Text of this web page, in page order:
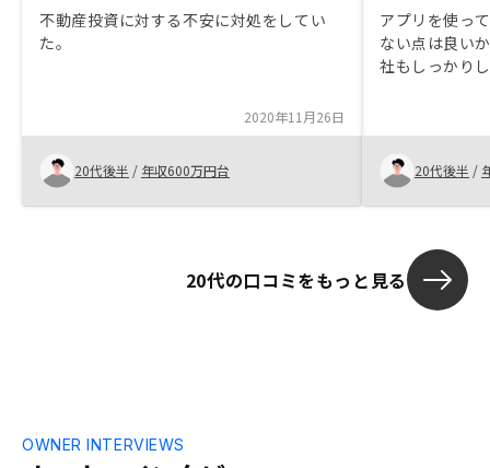
不動産投資に対する不安に対処をしてい
た。
2020年11月26日
20代後半 / 年収600万円台
アプリを使っ
ない点は良い
社もしっかり
る、期末の決
は極めて薄い
した点は、あ
と。
20代後半 /
20代の口コミをもっと見る
OWNER INTERVIEWS